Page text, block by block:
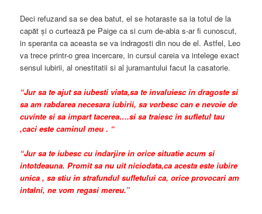
Deci refuzand sa se dea batut, el se hotaraste sa ia totul de la
capăt şi o curtează pe Paige ca si cum de-abia s-ar fi cunoscut,
in speranta ca aceasta se va indragosti din nou de el. Astfel, Leo
va trece printr-o grea incercare, in cursul careia va intelege exact
sensul iubirii, al onestitatii si al juramantului facut la casatorie.
“Jur sa te ajut sa iubesti viata,sa te invaluiesc in dragoste si
sa am rabdarea necesara iubirii, sa vorbesc can e nevoie de
cuvinte si sa impart tacerea….si sa traiesc in sufletul tau
,caci este caminul meu . “
“Jur sa te iubesc cu indarjire in orice situatie acum si
intotdeauna. Promit sa nu uit niciodata,ca acesta este iubire
unica , sa stiu in strafundul sufletului ca, orice provocari am
intalni, ne vom regasi mereu.”